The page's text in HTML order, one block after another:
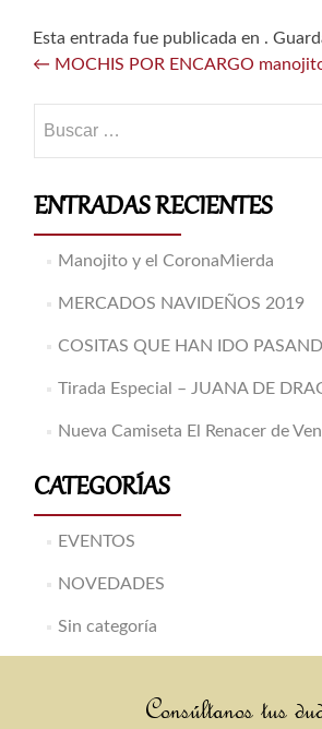
Esta entrada fue publicada en .
Navegación
entradas
← MOCHIS POR ENCARGO
ENTRADAS RECIENTES
Manojito y el CoronaMierda
MERCADOS NAVIDEÑOS 2019
COSITAS QUE HAN IDO
Tirada Especial – JUANA DE
Nueva Camiseta El Renacer de
CATEGORÍAS
EVENTOS
NOVEDADES
Sin categoría
Consúltanos tus